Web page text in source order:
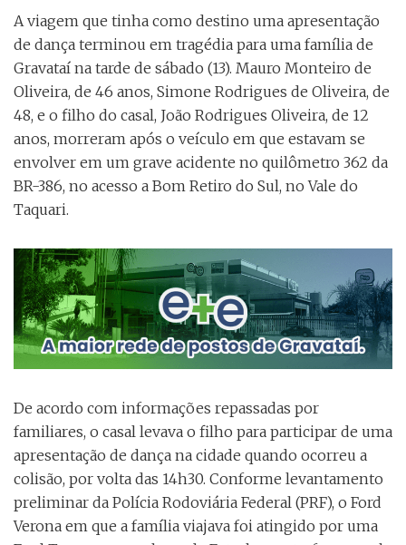
A viagem que tinha como destino uma apresentação
de dança terminou em tragédia para uma família de
Gravataí na tarde de sábado (13). Mauro Monteiro de
Oliveira, de 46 anos, Simone Rodrigues de Oliveira, de
48, e o filho do casal, João Rodrigues Oliveira, de 12
anos, morreram após o veículo em que estavam se
envolver em um grave acidente no quilômetro 362 da
BR-386, no acesso a Bom Retiro do Sul, no Vale do
Taquari.
De acordo com informações repassadas por
familiares, o casal levava o filho para participar de uma
apresentação de dança na cidade quando ocorreu a
colisão, por volta das 14h30. Conforme levantamento
preliminar da Polícia Rodoviária Federal (PRF), o Ford
Verona em que a família viajava foi atingido por uma